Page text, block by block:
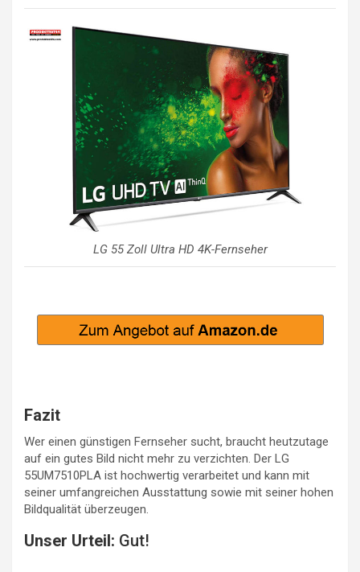
LG 55 Zoll Ultra HD 4K-Fernseher
Fazit
Wer einen günstigen Fernseher sucht, braucht heutzutage
auf ein gutes Bild nicht mehr zu verzichten. Der LG
55UM7510PLA ist hochwertig verarbeitet und kann mit
seiner umfangreichen Ausstattung sowie mit seiner hohen
Bildqualität überzeugen.
Unser Urteil: Gut!